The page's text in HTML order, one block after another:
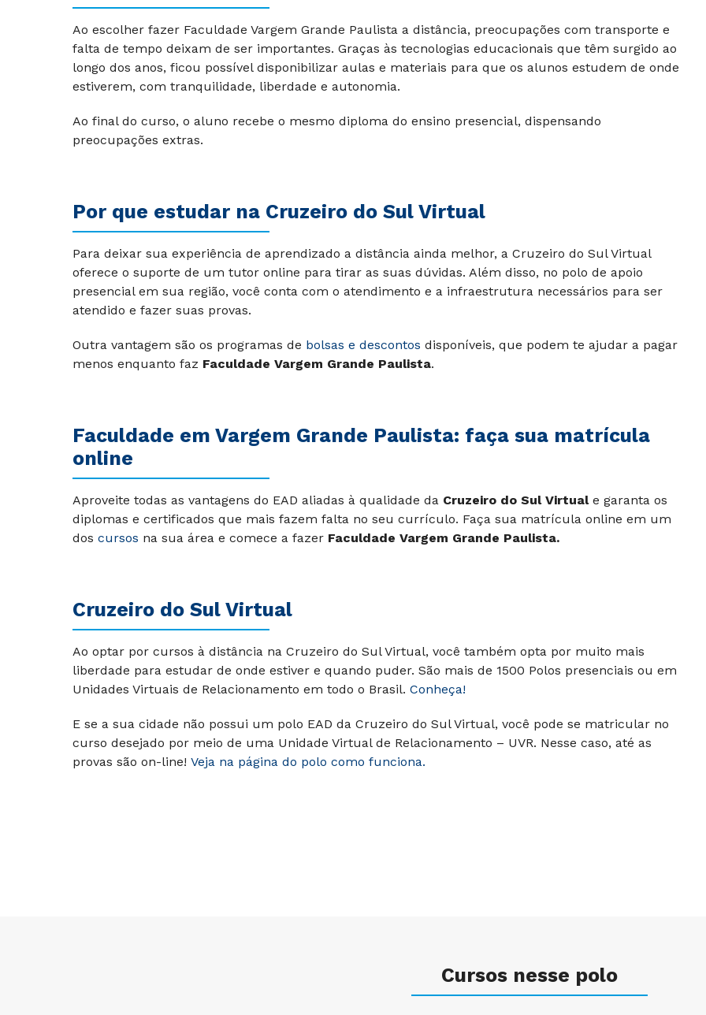
Ao escolher fazer Faculdade Vargem Grande Paulista a distância, preocupações com transporte e
falta de tempo deixam de ser importantes. Graças às tecnologias educacionais que têm surgido ao
longo dos anos, ficou possível disponibilizar aulas e materiais para que os alunos estudem de onde
estiverem, com tranquilidade, liberdade e autonomia.
Ao final do curso, o aluno recebe o mesmo diploma do ensino presencial, dispensando
preocupações extras.
Por que estudar na Cruzeiro do Sul Virtual
Para deixar sua experiência de aprendizado a distância ainda melhor, a Cruzeiro do Sul Virtual
oferece o suporte de um tutor online para tirar as suas dúvidas. Além disso, no polo de apoio
presencial em sua região, você conta com o atendimento e a infraestrutura necessários para ser
atendido e fazer suas provas.
Outra vantagem são os programas de bolsas e descontos disponíveis, que podem te ajudar a pagar
menos enquanto faz Faculdade Vargem Grande Paulista.
Faculdade em Vargem Grande Paulista: faça sua matrícula
online
Aproveite todas as vantagens do EAD aliadas à qualidade da Cruzeiro do Sul Virtuale garanta os
diplomas e certificados que mais fazem falta no seu currículo. Faça sua matrícula online em um
dos cursos na sua área e comece a fazer Faculdade Vargem Grande Paulista.
Cruzeiro do Sul Virtual
Ao optar por cursos à distância na Cruzeiro do Sul Virtual, você também opta por muito mais
liberdade para estudar de onde estiver e quando puder. São mais de 1500 Polos presenciais ou em
Unidades Virtuais de Relacionamento em todo o Brasil. Conheça!
E se a sua cidade não possui um polo EAD da Cruzeiro do Sul Virtual, você pode se matricular no
curso desejado por meio de uma Unidade Virtual de Relacionamento – UVR. Nesse caso, até as
provas são on-line! Veja na página do polo como funciona.
Cursos nesse polo